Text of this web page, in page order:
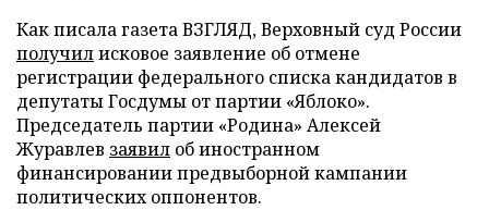
Как писала газета ВЗГЛЯД, Верховный суд России
получилисковое заявление об отмене
регистрации федерального списка кандидатов в
депутаты Госдумы от партии «Яблоко».
Председатель партии «Родина» Алексей
Журавлев заявил об иностранном
финансировании предвыборной кампании
политических оппонентов.